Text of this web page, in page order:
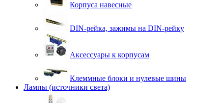
Корпуса навесные
DIN-рейка, зажимы на DIN-рейку
Аксессуары к корпусам
Клеммные блоки и нулевые шины
Лампы (источники света)